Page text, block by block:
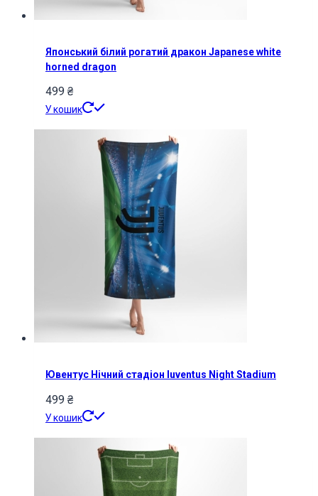
Японський білий рогатий дракон Japanese white
horned dragon
499 ₴
У кошик
Ювентуc Нічний стадіон Iuventus Night Stadium
499 ₴
У кошик